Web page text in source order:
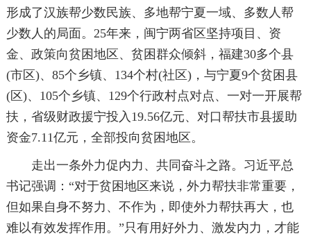
形成了汉族帮少数民族、多地帮宁夏一域、多数人帮
少数人的局面。25年来，闽宁两省区坚持项目、资
金、政策向贫困地区、贫困群众倾斜，福建30多个县
(市区)、85个乡镇、134个村(社区)，与宁夏9个贫困县
(区)、105个乡镇、129个行政村点对点、一对一开展帮
扶，省级财政援宁投入19.56亿元、对口帮扶市县援助
资金7.11亿元，全部投向贫困地区。
走出一条外力促内力、共同奋斗之路。习近平总
书记强调：“对于贫困地区来说，外力帮扶非常重要，
但如果自身不努力、不作为，即使外力帮扶再大，也
难以有效发挥作用。”只有用好外力、激发内力，才能